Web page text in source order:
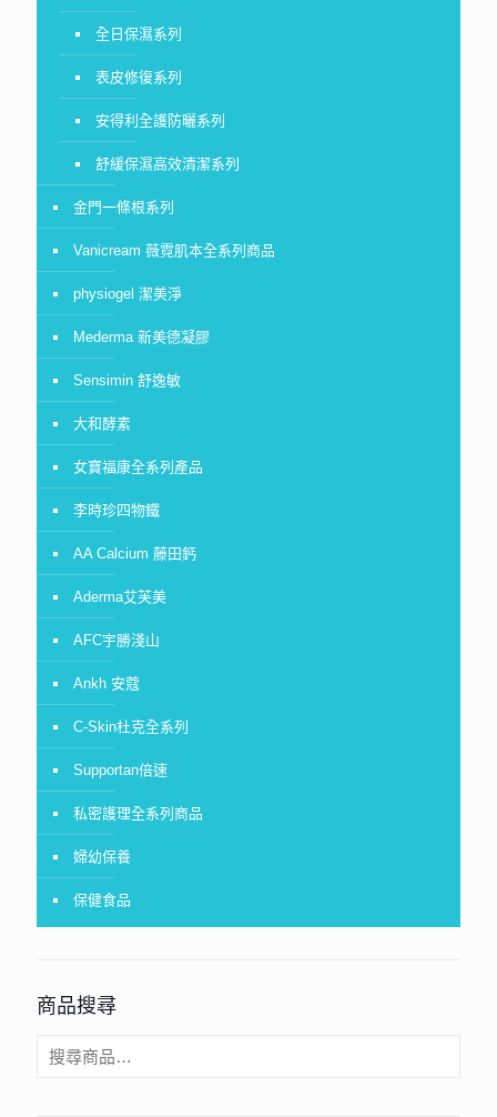
全日保濕系列
表皮修復系列
安得利全護防曬系列
舒緩保濕高效清潔系列
金門一條根系列
Vanicream 薇霓肌本全系列商品
physiogel 潔美淨
Mederma 新美德凝膠
Sensimin 舒逸敏
大和酵素
女寶福康全系列產品
李時珍四物鐵
AA Calcium 藤田鈣
Aderma艾芙美
AFC宇勝淺山
Ankh 安蔻
C-Skin杜克全系列
Supportan倍速
私密護理全系列商品
婦幼保養
保健食品
商品搜尋